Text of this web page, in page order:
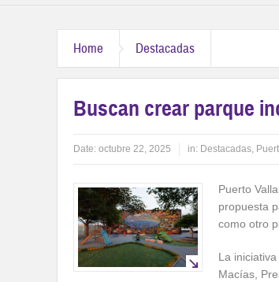
Home Destacadas
Buscan crear parque
Date: octubre 22, 2025 in: Destacadas,
Puerto
propuesta
como otro
La
Macías,